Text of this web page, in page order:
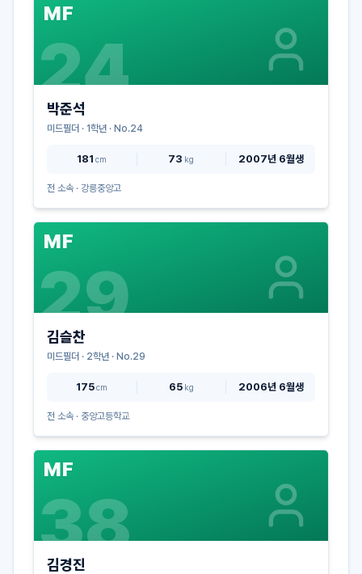
MF
24
박준석
미드필더 · 1학년 · No.24
181 cm 73 kg 2007년 6월생
전 소속 · 강릉중앙고
MF
29
김슬찬
미드필더 · 2학년 · No.29
175cm 65 kg 2006년 6월생
전 소속 · 중앙고등학교
MF
38
김경진